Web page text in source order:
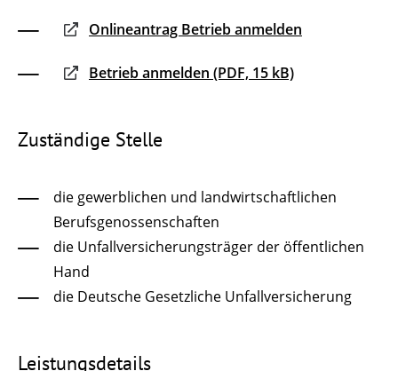
Onlineantrag Betrieb anmelden
Betrieb anmelden (PDF, 15 kB)
Zuständige Stelle
die gewerblichen und landwirtschaftlichen
Berufsgenossenschaften
die Unfallversicherungsträger der öffentlichen
Hand
die Deutsche Gesetzliche Unfallversicherung
Leistungsdetails